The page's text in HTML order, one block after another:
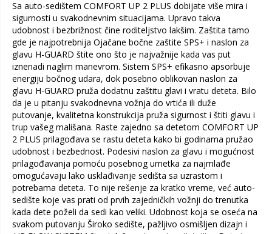
Sa auto-sedištem COMFORT UP 2 PLUS dobijate više mira i
sigurnosti u svakodnevnim situacijama. Upravo takva
udobnost i bezbrižnost čine roditeljstvo lakšim. Zaštita tamo
gde je najpotrebnija Ojačane bočne zaštite SPS+ i naslon za
glavu H-GUARD štite ono što je najvažnije kada vas put
iznenadi naglim manevrom. Sistem SPS+ efikasno apsorbuje
energiju bočnog udara, dok posebno oblikovan naslon za
glavu H-GUARD pruža dodatnu zaštitu glavi i vratu deteta. Bilo
da je u pitanju svakodnevna vožnja do vrtića ili duže
putovanje, kvalitetna konstrukcija pruža sigurnost i štiti glavu i
trup vašeg mališana. Raste zajedno sa detetom COMFORT UP
2 PLUS prilagođava se rastu deteta kako bi godinama pružao
udobnost i bezbednost. Podesivi naslon za glavu i mogućnost
prilagođavanja pomoću posebnog umetka za najmlađe
omogućavaju lako usklađivanje sedišta sa uzrastom i
potrebama deteta. To nije rešenje za kratko vreme, već auto-
sedište koje vas prati od prvih zajedničkih vožnji do trenutka
kada dete poželi da sedi kao veliki. Udobnost koja se oseća na
svakom putovanju Široko sedište, pažljivo osmišljen dizajn i